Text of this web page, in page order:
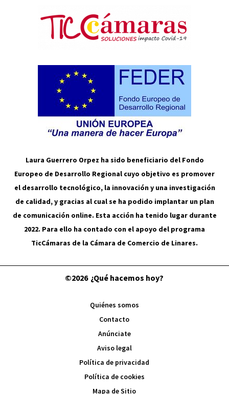
Laura Guerrero Orpez ha sido beneficiario del Fondo
Europeo de Desarrollo Regional cuyo objetivo es promover
el desarrollo tecnológico, la innovación y una investigación
de calidad, y gracias al cual se ha podido implantar un plan
de comunicación online. Esta acción ha tenido lugar durante
2022. Para ello ha contado con el apoyo del programa
TicCámaras de la Cámara de Comercio de Linares.
©2026 ¿Qué hacemos hoy?
Quiénes somos
Contacto
Anúnciate
Aviso legal
Política de privacidad
Política de cookies
Mapa de Sitio